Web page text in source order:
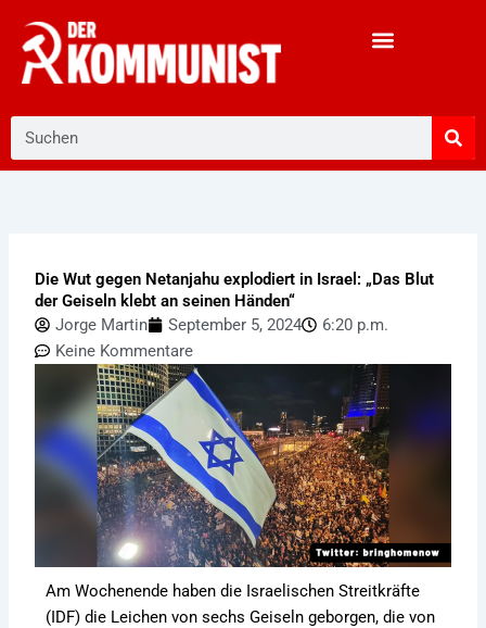
Inhalt
springen
Die Wut gegen Netanjahu explodiert in Israel: „Das Blut
der Geiseln klebt an seinen Händen“
Jorge Martin
September 5, 2024
6:20 p.m.
Keine Kommentare
Am Wochenende haben die Israelischen Streitkräfte
(IDF) die Leichen von sechs Geiseln geborgen, die von